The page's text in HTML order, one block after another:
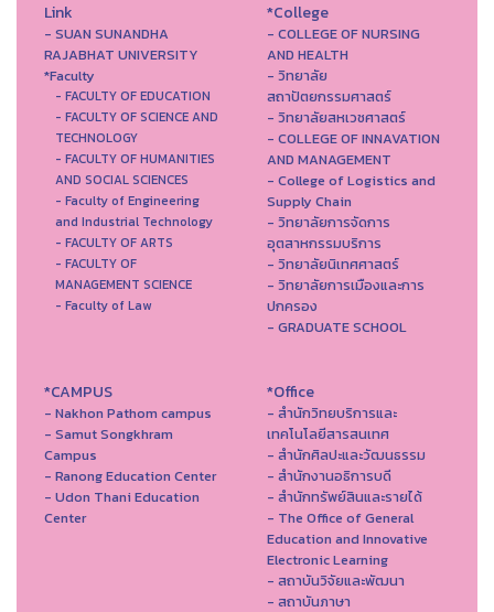
Link
- SUAN SUNANDHA
RAJABHAT UNIVERSITY
*Faculty
- FACULTY OF EDUCATION
- FACULTY OF SCIENCE AND
TECHNOLOGY
- FACULTY OF HUMANITIES
AND SOCIAL SCIENCES
- Faculty of Engineering
and Industrial Technology
- FACULTY OF ARTS
- FACULTY OF
MANAGEMENT SCIENCE
- Faculty of Law
*College
- COLLEGE OF NURSING
AND HEALTH
- วิทยาลัย
สถาปัตยกรรมศาสตร์
- วิทยาลัยสหเวชศาสตร์
- COLLEGE OF INNAVATION
AND MANAGEMENT
- College of Logistics and
Supply Chain
- วิทยาลัยการจัดการ
อุตสาหกรรมบริการ
- วิทยาลัยนิเทศศาสตร์
- วิทยาลัยการเมืองและการ
ปกครอง
- GRADUATE SCHOOL
*CAMPUS
- Nakhon Pathom campus
- Samut Songkhram
Campus
- Ranong Education Center
- Udon Thani Education
Center
*Office
- สำนักวิทยบริการและ
เทคโนโลยีสารสนเทศ
- สํานักศิลปะและวัฒนธรรม
- สำนักงานอธิการบดี
- สำนักทรัพย์สินและรายได้
- The Office of General
Education and Innovative
Electronic Learning
- สถาบันวิจัยและพัฒนา
- สถาบันภาษา